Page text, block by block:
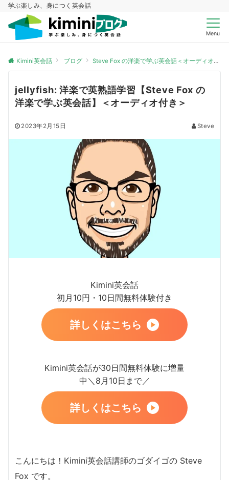
学ぶ楽しみ、身につく英会話
Menu
Kimini英会話 ブログ Steve Fox の洋楽で学ぶ英会話＜オーディオ付き＞
jellyfish: 洋楽で英熟語学習【Steve Fox の
洋楽で学ぶ英会話】＜オーディオ付き＞
2023年2月15日 Steve
Kimini英会話
初月10円・10日間無料体験付き
詳しくはこちら
Kimini英会話が30日間無料体験に増量
中＼8月10日まで／
詳しくはこちら
こんにちは！Kimini英会話講師のゴダイゴの Steve
Fox です。